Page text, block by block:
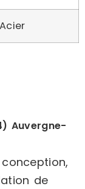
Acier
Auvergne-
de